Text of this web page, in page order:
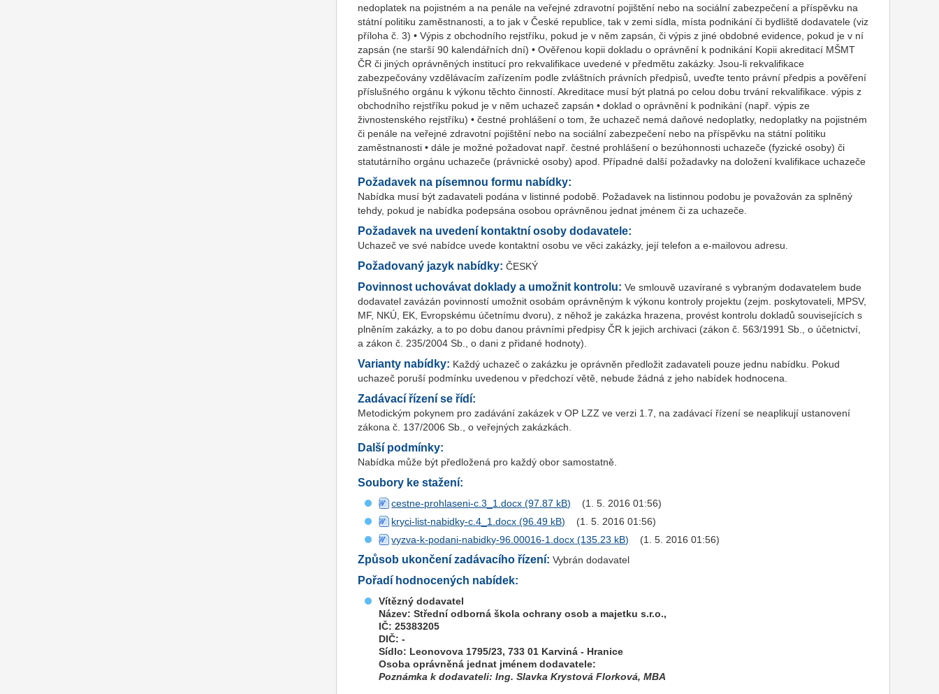
nedoplatek na pojistném a na penále na veřejné zdravotní pojištění nebo na sociální zabezpečení a příspěvku na
státní politiku zaměstnanosti, a to jak v České republice, tak v zemi sídla, místa podnikání či bydliště dodavatele (viz
příloha č. 3) • Výpis z obchodního rejstříku, pokud je v něm zapsán, či výpis z jiné obdobné evidence, pokud je v ní
zapsán (ne starší 90 kalendářních dní) • Ověřenou kopii dokladu o oprávnění k podnikání Kopii akreditací MŠMT
ČR či jiných oprávněných institucí pro rekvalifikace uvedené v předmětu zakázky. Jsou-li rekvalifikace
zabezpečovány vzdělávacím zařízením podle zvláštních právních předpisů, uveďte tento právní předpis a pověření
příslušného orgánu k výkonu těchto činností. Akreditace musí být platná po celou dobu trvání rekvalifikace. výpis z
obchodního rejstříku pokud je v něm uchazeč zapsán • doklad o oprávnění k podnikání (např. výpis ze
živnostenského rejstříku) • čestné prohlášení o tom, že uchazeč nemá daňové nedoplatky, nedoplatky na pojistném
či penále na veřejné zdravotní pojištění nebo na sociální zabezpečení nebo na příspěvku na státní politiku
zaměstnanosti • dále je možné požadovat např. čestné prohlášení o bezúhonnosti uchazeče (fyzické osoby) či
statutárního orgánu uchazeče (právnické osoby) apod. Případné další požadavky na doložení kvalifikace uchazeče
Požadavek na písemnou formu nabídky:
Nabídka musí být zadavateli podána v listinné podobě. Požadavek na listinnou podobu je považován za splněný
tehdy, pokud je nabídka podepsána osobou oprávněnou jednat jménem či za uchazeče.
Požadavek na uvedení kontaktní osoby dodavatele:
Uchazeč ve své nabídce uvede kontaktní osobu ve věci zakázky, její telefon a e-mailovou adresu.
Požadovaný jazyk nabídky: ČESKÝ
Povinnost uchovávat doklady a umožnit kontrolu: Ve smlouvě uzavírané s vybraným dodavatelem bude
dodavatel zavázán povinností umožnit osobám oprávněným k výkonu kontroly projektu (zejm. poskytovateli, MPSV,
MF, NKÚ, EK, Evropskému účetnímu dvoru), z něhož je zakázka hrazena, provést kontrolu dokladů souvisejících s
plněním zakázky, a to po dobu danou právními předpisy ČR k jejich archivaci (zákon č. 563/1991 Sb., o účetnictví,
a zákon č. 235/2004 Sb., o dani z přidané hodnoty).
Varianty nabídky: Každý uchazeč o zakázku je oprávněn předložit zadavateli pouze jednu nabídku. Pokud
uchazeč poruší podmínku uvedenou v předchozí větě, nebude žádná z jeho nabídek hodnocena.
Zadávací řízení se řídí:
Metodickým pokynem pro zadávání zakázek v OP LZZ ve verzi 1.7, na zadávací řízení se neaplikují ustanovení
zákona č. 137/2006 Sb., o veřejných zakázkách.
Další podmínky:
Nabídka může být předložená pro každý obor samostatně.
Soubory ke stažení:
cestne-prohlaseni-c.3_1.docx
(1. 5. 2016 01:56)
kryci-list-nabidky-c.4_1.docx
(1. 5. 2016 01:56)
vyzva-k-podani-nabidky-96.00016-1.docx
(1. 5. 2016 01:56)
Způsob ukončení zadávacího řízení: Vybrán dodavatel
Pořadí hodnocených nabídek:
Vítězný dodavatel
Název: Střední odborná škola ochrany osob a majetku s.r.o.,
IČ: 25383205
DIČ: -
Sídlo: Leonovova 1795/23, 733 01 Karviná - Hranice
Osoba oprávněná jednat jménem dodavatele:
Poznámka k dodavateli: Ing. Slavka Krystová Florková, MBA